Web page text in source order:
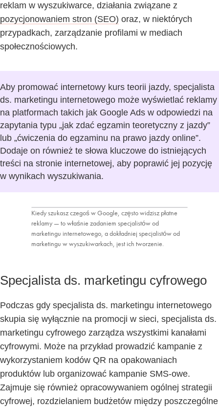
reklam w wyszukiwarce, działania związane z
pozycjonowaniem stron (SEO) oraz, w niektórych
przypadkach, zarządzanie profilami w mediach
społecznościowych.
Aby promować internetowy kurs teorii jazdy, specjalista
ds. marketingu internetowego może wyświetlać reklamy
na platformach takich jak Google Ads w odpowiedzi na
zapytania typu „jak zdać egzamin teoretyczny z jazdy”
lub „ćwiczenia do egzaminu na prawo jazdy online”.
Dodaje on również te słowa kluczowe do istniejących
treści na stronie internetowej, aby poprawić jej pozycję
w wynikach wyszukiwania.
Kiedy szukasz czegoś w Google, często widzisz płatne
reklamy — to właśnie zadaniem specjalistów od
marketingu internetowego, a dokładniej specjalistów od
marketingu w wyszukiwarkach, jest ich tworzenie.
Specjalista ds. marketingu cyfrowego
Podczas gdy specjalista ds. marketingu internetowego
skupia się wyłącznie na promocji w sieci, specjalista ds.
marketingu cyfrowego zarządza wszystkimi kanałami
cyfrowymi. Może na przykład prowadzić kampanie z
wykorzystaniem kodów QR na opakowaniach
produktów lub organizować kampanie SMS-owe.
Zajmuje się również opracowywaniem ogólnej strategii
cyfrowej, rozdzielaniem budżetów między poszczególne